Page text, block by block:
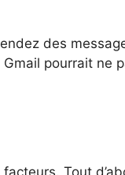
des
pourrait ne
Tout